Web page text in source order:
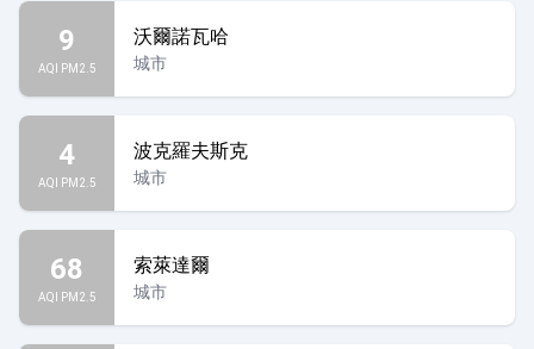
9
AQI PM2.5
沃爾諾瓦哈
城市
4
AQI PM2.5
波克羅夫斯克
城市
68
AQI PM2.5
索萊達爾
城市